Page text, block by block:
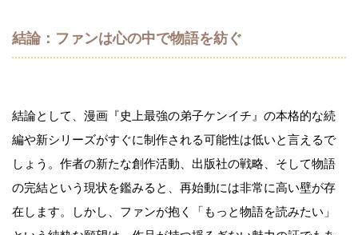
結論：ファンは心の中で物語を紡ぐ
結論として、漫画『史上最強の弟子ケンイチ』の本格的な続
編や新シリーズがすぐに制作される可能性は低いと言えるで
しょう。作者の新たな創作活動、出版社の戦略、そして物語
の完結という現状を鑑みると、再始動には非常に高い壁が存
在します。しかし、ファンが抱く「もっと物語を読みたい」